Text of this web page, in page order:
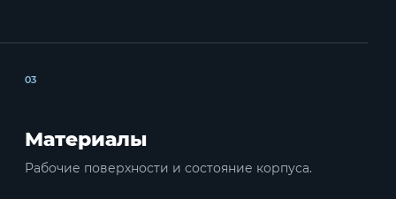
03
Материалы
Рабочие поверхности и состояние корпуса.